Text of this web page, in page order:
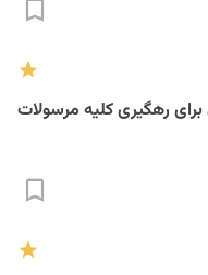
برای رهگیری کلیه مرسولات